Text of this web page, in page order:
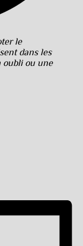
le
dans les
oubli ou une